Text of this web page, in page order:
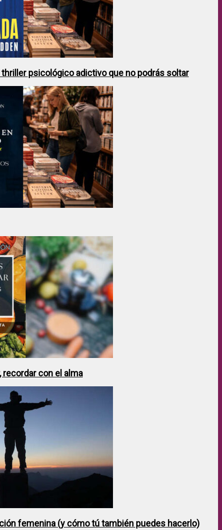
thriller psicológico adictivo que no podrás soltar
recordar con el alma
femenina (y cómo tú también puedes hacerlo)